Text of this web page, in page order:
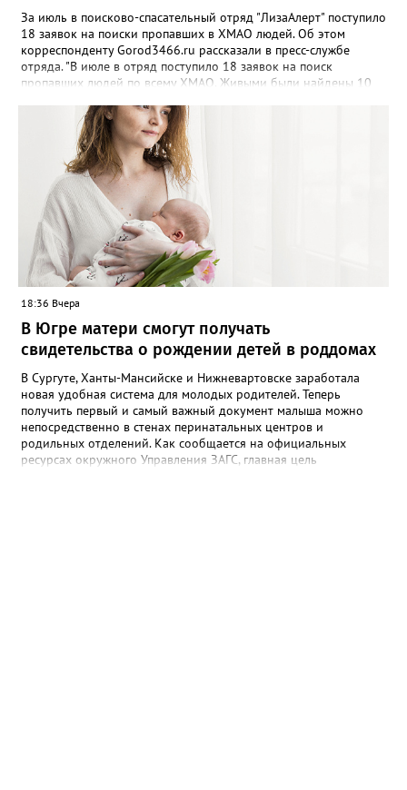
За июль в поисково-спасательный отряд "ЛизаАлерт" поступило
18 заявок на поиски пропавших в ХМАО людей. Об этом
корреспонденту Gorod3466.ru рассказали в пресс-службе
отряда. "В июле в отряд поступило 18 заявок на поиск
пропавших людей по всему ХМАО. Живыми были найдены 10
пресс-службе. В отряде отметили, что до сих пор не нашли трех
пропавших жителей региона, однако их поиски продолжаются -
распространяются ориентировки, проверяются свидетельства.
Ранее Gorod3466.ru сообщал, что большинство случаев
пропажи детей в ХМАО фиксировались в Нижневартовске и
Сургуте.
18:36 Вчера
В Югре матери смогут получать
свидетельства о рождении детей в роддомах
В Сургуте, Ханты-Мансийске и Нижневартовске заработала
новая удобная система для молодых родителей. Теперь
получить первый и самый важный документ малыша можно
непосредственно в стенах перинатальных центров и
родильных отделений. Как сообщается на официальных
ресурсах окружного Управления ЗАГС, главная цель